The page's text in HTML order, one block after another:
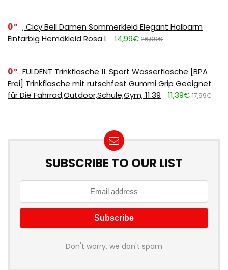
0
, Cicy Bell Damen Sommerkleid Elegant Halbarm
Einfarbig Hemdkleid Rosa L
14,99€ 26,99€
0
FULDENT Trinkflasche 1L Sport Wasserflasche [BPA
Frei] Trinkflasche mit rutschfest Gummi Grip Geeignet
für Die Fahrrad,Outdoor,Schule,Gym, 11.39
11,39€ 17,99€
SUBSCRIBE TO OUR LIST
Don't worry, we don't spam